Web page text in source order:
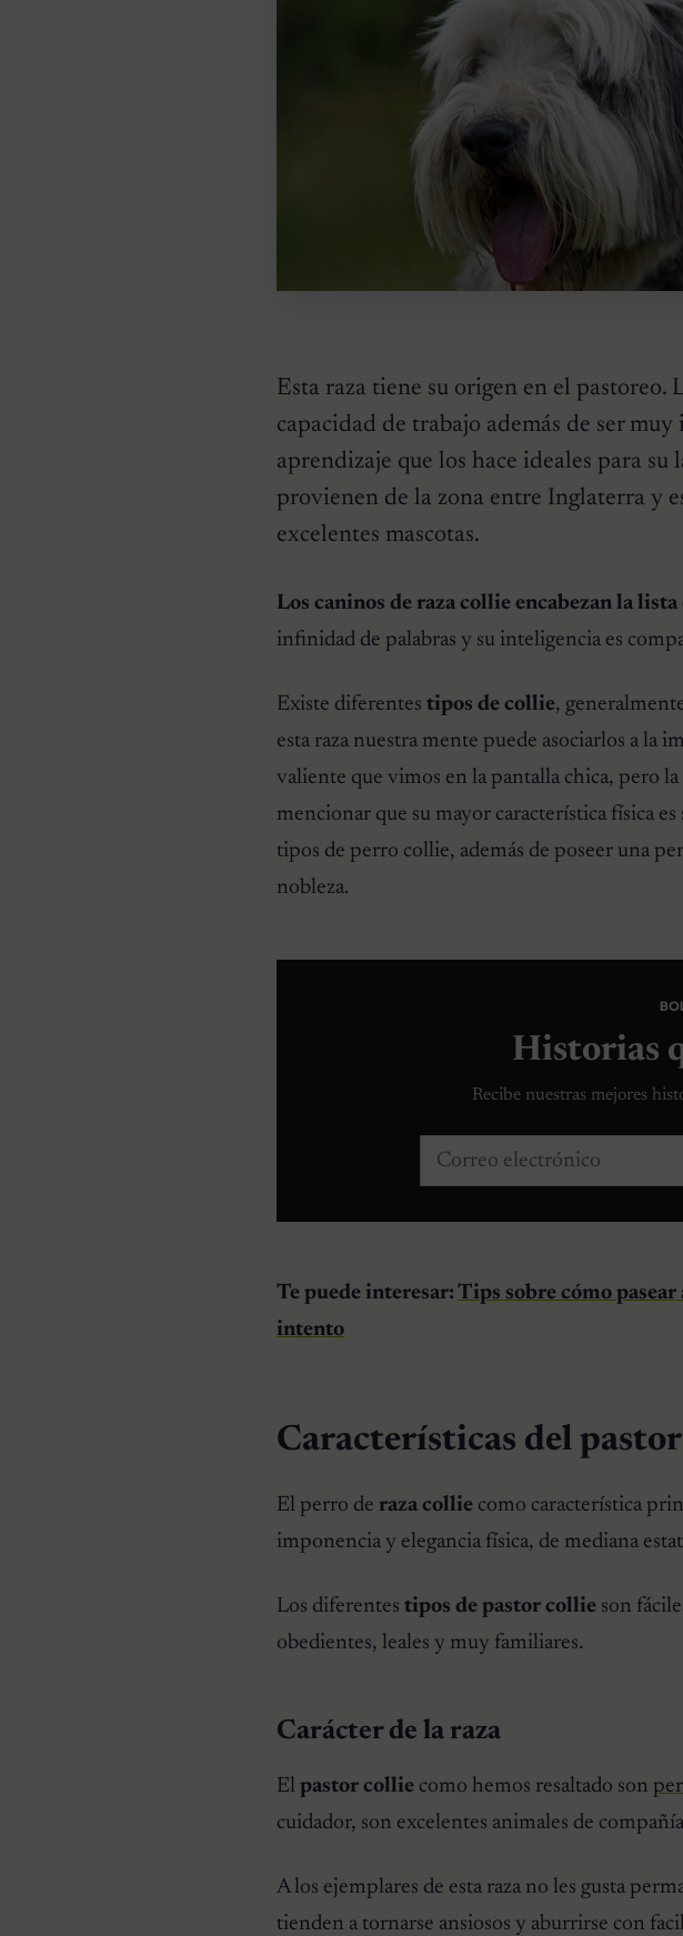
Esta raza tiene su origen en el pastoreo.
capacidad de trabajo además de ser
aprendizaje que los hace ideales para
provienen de la zona entre Inglaterra y
excelentes mascotas.
Los caninos de raza collie encabezan la
infinidad de palabras y su inteligencia es
Existe diferentes tipos de collie,
esta raza nuestra mente puede asociarlos a la
valiente que vimos en la pantalla chica, pero
mencionar que su mayor característica física
tipos de perro collie, además de poseer una
nobleza.
Historias
Recibe nuestras mejores
Correo electrónico
Te puede interesar:Tips sobre cómo
intento
Características del
El perro deraza collie como característica
imponencia y elegancia física, de mediana
Los diferentestipos de pastor collie son
obedientes, leales y muy familiares.
Carácter de la raza
Elpastorcollie como hemos resaltado son
cuidador, son excelentes animales de
A los ejemplares de esta raza no les gusta
tienden a tornarse ansiosos y aburrirse con